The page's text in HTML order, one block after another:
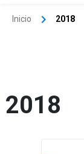
Inicio 2018
2018